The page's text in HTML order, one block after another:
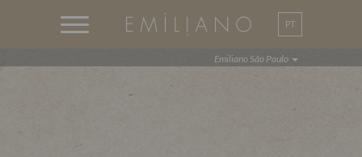
PT
Emiliano São Paulo